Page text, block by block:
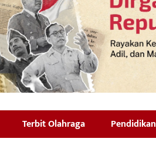
Terbit Olahraga Pendidikan